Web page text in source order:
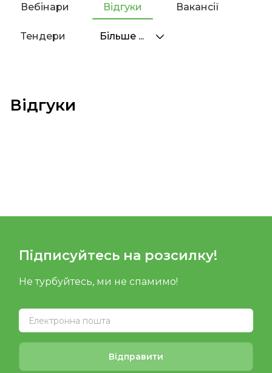
Вебінари Відгуки Вакансії
Тендери Більше ...
Відгуки
Підписуйтесь на розсилку!
Не турбуйтесь, ми не спамимо!
Відправити